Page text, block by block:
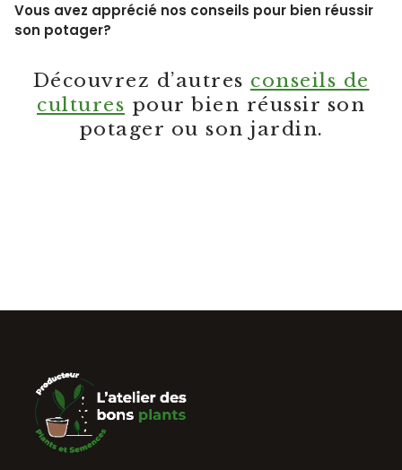
Vous avez apprécié nos conseils pour bien réussir
son potager?
Découvrez d’autres conseils de
cultures pour bien réussir son
potager ou son jardin.